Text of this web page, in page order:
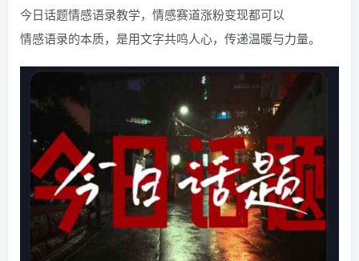
今日话题情感语录教学，情感赛道涨粉变现都可以
情感语录的本质，是用文字共鸣人心，传递温暖与力量。